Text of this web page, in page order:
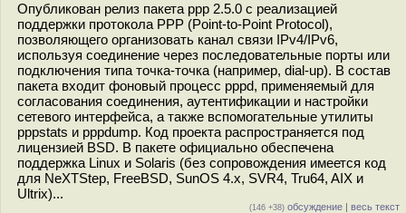
Опубликован релиз пакета ppp 2.5.0 с реализацией
поддержки протокола PPP (Point-to-Point Protocol),
позволяющего организовать канал связи IPv4/IPv6,
используя соединение через последовательные порты или
подключения типа точка-точка (например, dial-up). В состав
пакета входит фоновый процесс pppd, применяемый для
согласования соединения, аутентификации и настройки
сетевого интерфейса, а также вспомогательные утилиты
pppstats и pppdump. Код проекта распространяется под
лицензией BSD. В пакете официально обеспечена
поддержка Linux и Solaris (без сопровождения имеется код
для NeXTStep, FreeBSD, SunOS 4.x, SVR4, Tru64, AIX и
Ultrix)...
(146 +38) обсуждение | весь текст